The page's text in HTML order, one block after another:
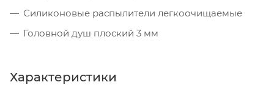
Силиконовые распылители легкоочищаемые
Головной душ плоский 3 мм
Характеристики